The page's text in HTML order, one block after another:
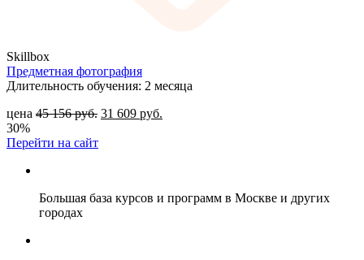
Skillbox
Предметная фотография
Длительность обучения: 2 месяца
цена 45 156руб. 31 609 руб.
30%
Перейти на сайт
Большая база курсов и программ в Москве и других
городах